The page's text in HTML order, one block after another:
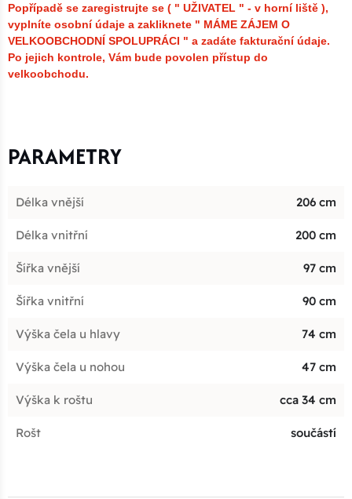
Popřípadě se zaregistrujte se ( " UŽIVATEL " - v horní liště ),
vyplníte osobní údaje a zakliknete " MÁME ZÁJEM O
VELKOOBCHODNÍ SPOLUPRÁCI " a zadáte fakturační údaje.
Po jejich kontrole, Vám bude povolen přístup do
velkoobchodu.
PARAMETRY
Délka vnější 206 cm
Délka vnitřní 200 cm
Šířka vnější 97 cm
Šířka vnitřní 90 cm
Výška čela u hlavy 74 cm
Výška čela u nohou 47 cm
Výška k roštu cca 34 cm
Rošt součástí